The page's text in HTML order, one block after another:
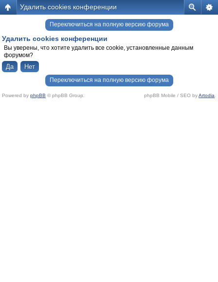
Удалить cookies конференции
Переключиться на полную версию форума
Удалить cookies конференции
Вы уверены, что хотите удалить все cookie, установленные данным
форумом?
Переключиться на полную версию форума
Powered by phpBB © phpBB Group. phpBB Mobile / SEO byArtodia